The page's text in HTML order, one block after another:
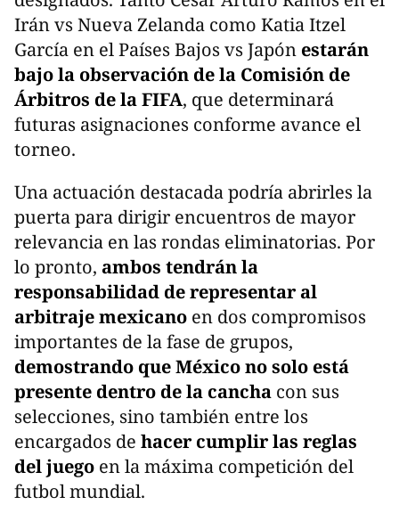
Irán vs Nueva Zelanda como Katia Itzel
García en el Países Bajos vs Japón estarán
bajo la observación de la Comisión de
Árbitros de la FIFA, que determinará
futuras asignaciones conforme avance el
torneo.
Una actuación destacada podría abrirles la
puerta para dirigir encuentros de mayor
relevancia en las rondas eliminatorias. Por
lo pronto, ambos tendrán la
responsabilidad de representar al
arbitraje mexicano en dos compromisos
importantes de la fase de grupos,
demostrando que Méxicono solo está
presente dentro de la cancha con sus
selecciones, sino también entre los
encargados de hacer cumplir las reglas
del juego en la máxima competición del
futbol mundial.